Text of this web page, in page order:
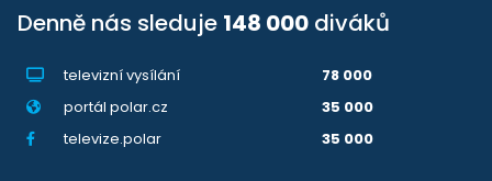
Denně nás sleduje 148 000 diváků
televizní vysílání
78 000
portál polar.cz
35 000
televize.polar
35 000